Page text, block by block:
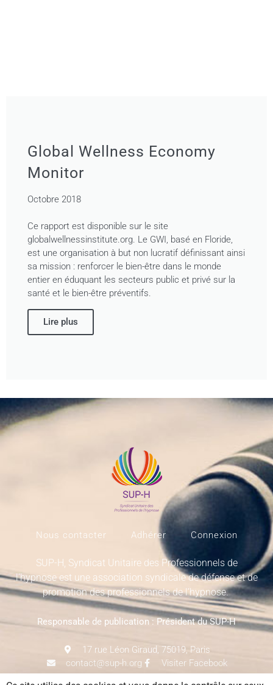
Global Wellness Economy
Monitor
Octobre 2018
Ce rapport est disponible sur le site
globalwellnessinstitute.org. Le GWI, basé en Floride,
est une organisation à but non lucratif définissant ainsi
sa mission : renforcer le bien-être dans le monde
entier en éduquant les secteurs public et privé sur la
santé et le bien-être préventifs.
Lire plus
Nous contacter Adhérer Connexion
SUP-H, Syndicat Unitaire des Professionnels de
l’hypnose est une association syndicale de défense et de
promotion des professionnels de l’hypnose.
Responsable de publication : Président du SUP-H
17 rue Léon Giraud, 75019, Paris
contact@sup-h.org
Visiter Facebook